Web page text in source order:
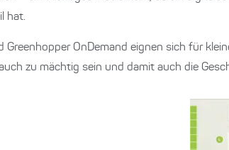
hat.
Greenhopper OnDemand eignen sich für
auch zu mächtig sein und damit auch die